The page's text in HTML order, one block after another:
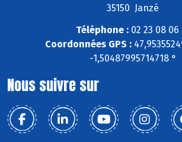
35150 Janzé
Téléphone :02 23 08 06
Coordonnées GPS :
-1,50487995714718 °
Nous suivre sur